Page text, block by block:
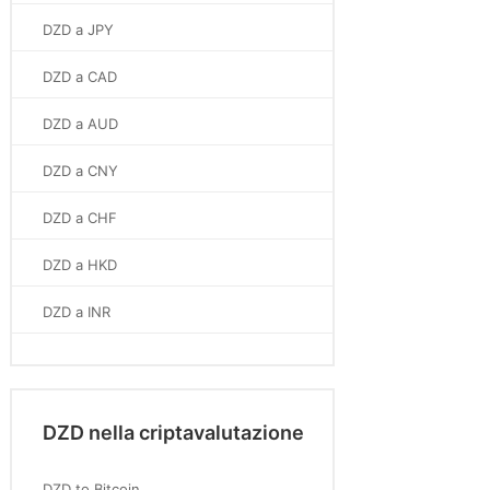
DZD a JPY
DZD a CAD
DZD a AUD
DZD a CNY
DZD a CHF
DZD a HKD
DZD a INR
DZD nella criptavalutazione